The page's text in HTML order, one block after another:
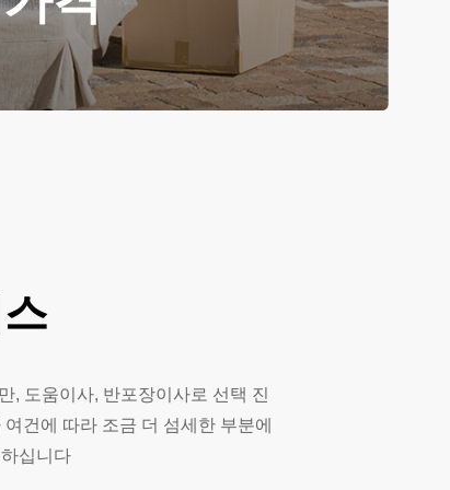
, 도움이사, 반포장이사로 선택 진
건에 따라 조금 더 섬세한 부분에
십니다